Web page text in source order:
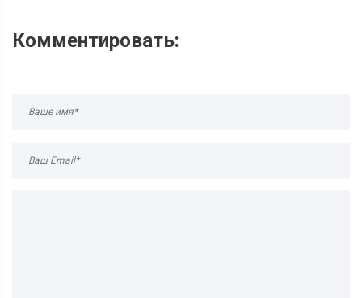
Комментировать: